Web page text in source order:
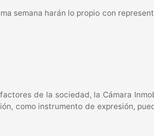
semana harán lo propio con
de la sociedad, la Cámara
como instrumento de expresión,